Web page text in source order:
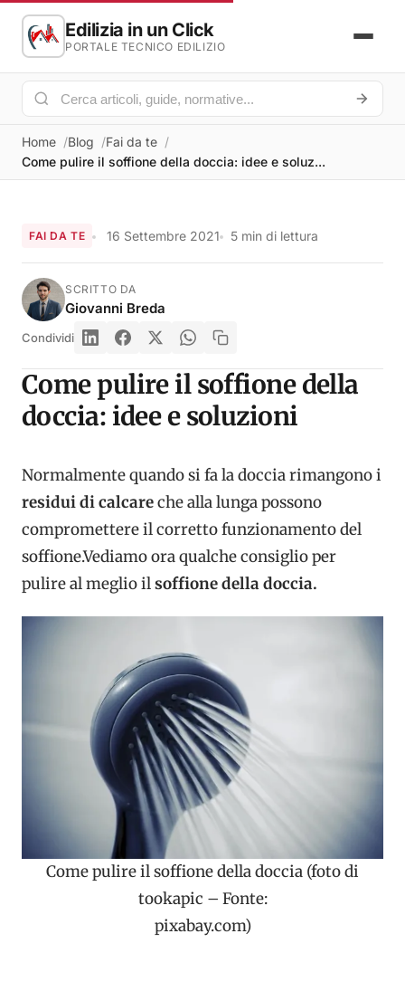
Edilizia in un Click
PORTALE TECNICO EDILIZIO
Home Blog
Fai da te
Come pulire il soffione della doccia: idee e soluz...
FAI DA TE 16 Settembre 2021 5 min di lettura
SCRITTO DA
Giovanni Breda
Condividi
Come pulire il soffione della
doccia: idee e soluzioni
Normalmente quando si fa la doccia rimangono i
residui di calcareche alla lunga possono
compromettere il corretto funzionamento del
soffione.Vediamo ora qualche consiglio per
pulire al meglio ilsoffione della doccia.
Come pulire il soffione della doccia (foto di
tookapic – Fonte:
pixabay.com)